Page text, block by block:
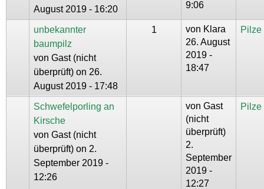
August 2019 - 16:20
9:06
unbekannter
baumpilz
von Gast (nicht
überprüft) on 26.
August 2019 - 17:48
1 von Klara
26. August
2019 -
18:47
Pilze
Schwefelporling an
Kirsche
von Gast (nicht
überprüft) on 2.
September 2019 -
12:26
von Gast
(nicht
überprüft)
2.
September
2019 -
12:27
Pilze